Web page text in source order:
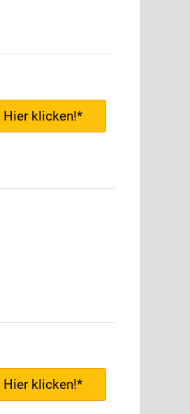
Hier klicken!*
Hier klicken!*